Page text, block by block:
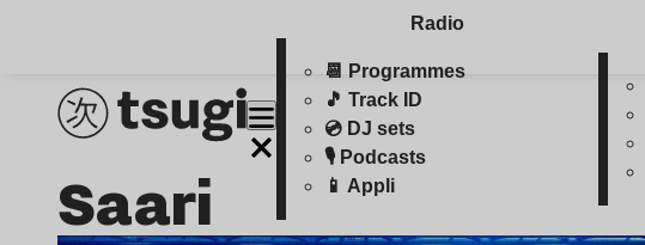
Radio
📆 Programmes
🎵 Track ID
💿 DJ sets
🎙️ Podcasts
📱 Appli
Saari